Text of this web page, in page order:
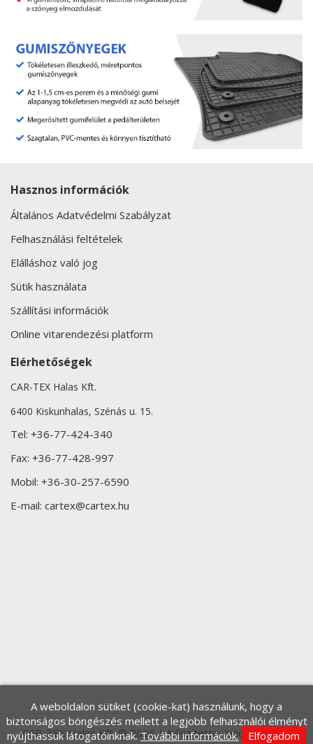
Hasznos információk
Általános Adatvédelmi Szabályzat
Felhasználási feltételek
Elálláshoz való jog
Sütik használata
Szállítási információk
Online vitarendezési platform
Elérhetőségek
CAR-TEX Halas Kft.
6400 Kiskunhalas, Szénás u. 15.
Tel: +36-77-424-340
Fax: +36-77-428-997
Mobil: +36-30-257-6590
E-mail: cartex@cartex.hu
CAR-TEX Halas Kft. © 2026 | Készítette:Innovip.hu Kft.
A weboldalon sütiket (cookie-kat) használunk, hogy a
biztonságos böngészés mellett a legjobb felhasználói élményt
nyújthassuk látogatóinknak.További információk. Elfogadom